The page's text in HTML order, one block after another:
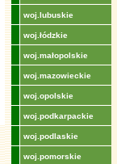
woj.lubuskie
woj.łódzkie
woj.małopolskie
woj.mazowieckie
woj.opolskie
woj.podkarpackie
woj.podlaskie
woj.pomorskie